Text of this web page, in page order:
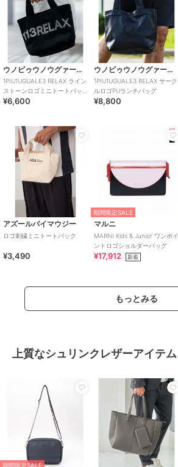
ウノピゥウノウグァーレトレ リラックス
1PIU1UGUALE3 RELAX ライン
ストーンロゴミニトートバッ
グ
¥6,600
ウノピゥウノウグァーレトレ リラックス
1PIU1UGUALE3 RELAX サーク
ルロゴPUランチバッグ
¥8,800
アズールバイマウジー
ロゴ刺繍ミニトートバック
¥3,490
期間限定SALE
マルニ
MARNI Kids & Junior ワンポイ
ントロゴショルダーバッグ
¥17,912 新着
もっとみる
上質なシュリンクレザーアイテム
期間限定SALE